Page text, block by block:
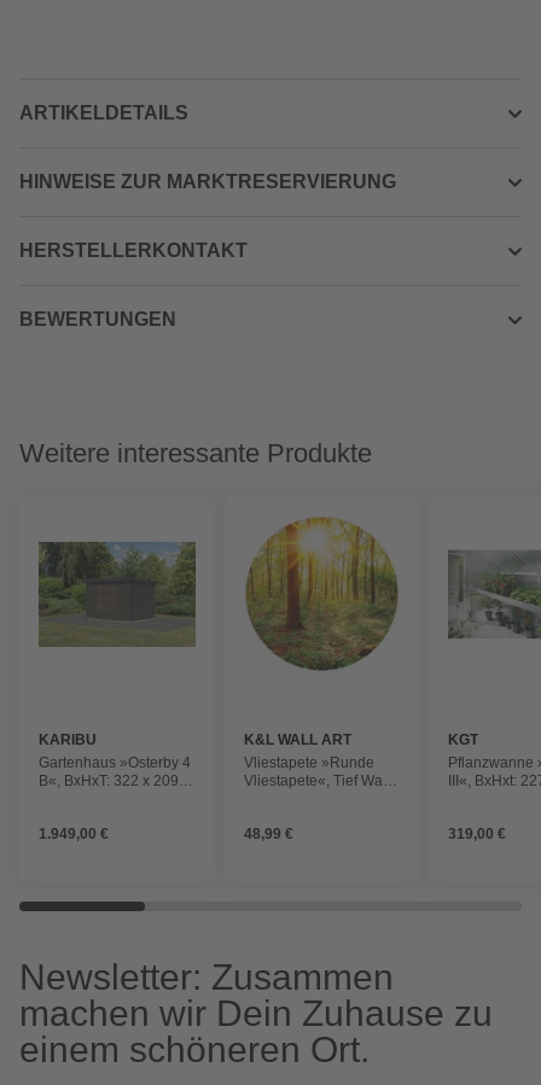
ARTIKELDETAILS
HINWEISE ZUR MARKTRESERVIERUNG
HERSTELLERKONTAKT
BEWERTUNGEN
Weitere interessante Produkte
KARIBU
Gartenhaus »Osterby 4
B«, BxHxT: 322 x 209 x
Wandstärke 19 mm
1.949,00 €
K&L WALL ART
Vliestapete »Runde
Vliestapete«, Tief Wald
48,99 €
KGT
Pflanzwanne
III«, BxHxt:
319,00 €
Newsletter: Zusammen
machen wir Dein Zuhause zu
einem schöneren Ort.